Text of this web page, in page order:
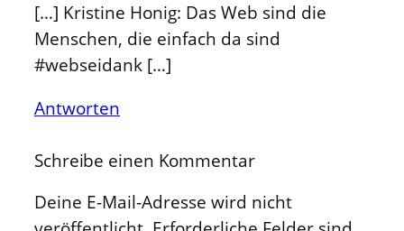
[…] Kristine Honig: Das Web sind die
Menschen, die einfach da sind
#webseidank […]
Antworten
Schreibe einen Kommentar
Deine E-Mail-Adresse wird nicht